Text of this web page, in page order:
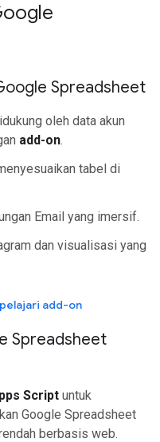
Spreadsheet
oleh data akun
add-on.
tabel di
Email yang imersif.
dan visualisasi yang
add-on
Spreadsheet
Script untuk
Google Spreadsheet
berbasis web.